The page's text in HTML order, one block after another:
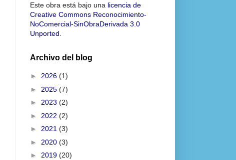
Este obra está bajo una licencia de
Creative Commons Reconocimiento-
NoComercial-SinObraDerivada 3.0
Unported
Archivo del blog
► 2026 (1)
► 2025 (7)
► 2023 (2)
► 2022 (2)
► 2021 (3)
► 2020 (3)
► 2019 (20)